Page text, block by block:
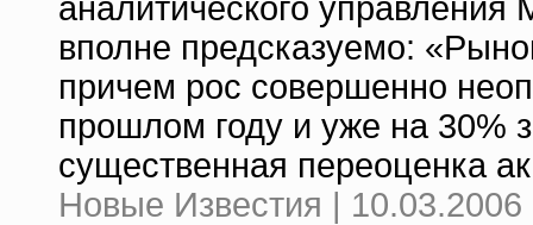
аналитического
вполне предсказуемо:
причем рос совершенно
прошлом году и уже на 30%
существенная переоценка
Новые Известия | 10.03.2006